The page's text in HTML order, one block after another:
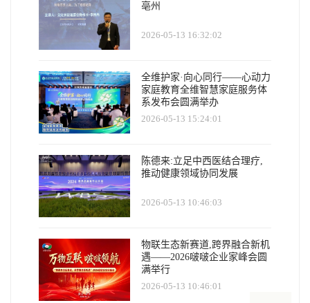
亳州
2026-05-13 16:32:02
全维护家·向心同行——心动力
家庭教育全维智慧家庭服务体
系发布会圆满举办
2026-05-13 15:24:01
陈德来:立足中西医结合理疗,
推动健康领域协同发展
2026-05-13 10:46:03
物联生态新赛道,跨界融合新机
遇——2026啵啵企业家峰会圆
满举行
2026-05-13 10:46:01